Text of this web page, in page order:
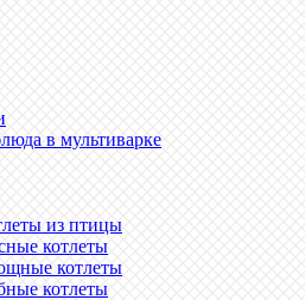
в мультиварке
из птицы
котлеты
котлеты
котлеты